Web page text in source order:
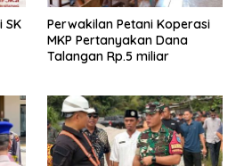
SK
Perwakilan Petani Koperasi
MKP Pertanyakan Dana
Talangan Rp.5 miliar